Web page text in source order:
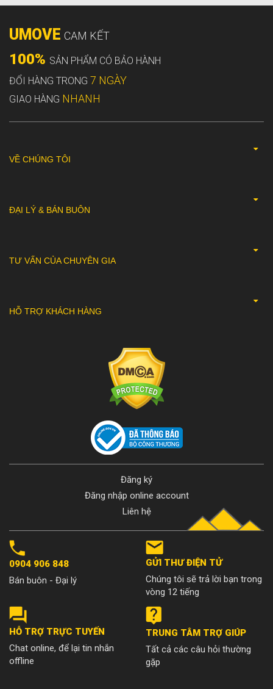
UMOVE CAM KẾT
100% SẢN PHẨM CÓ BẢO HÀNH
ĐỔI HÀNG TRONG 7 NGÀY
GIAO HÀNG NHANH
VỀ CHÚNG TÔI
ĐẠI LÝ & BÁN BUÔN
TƯ VẤN CỦA CHUYÊN GIA
HỖ TRỢ KHÁCH HÀNG
Đăng ký
Đăng nhập online account
Liên hệ
0904 906 848
Bán buôn - Đại lý
GỬI THƯ ĐIỆN TỬ
Chúng tôi sẽ trả lời bạn trong
vòng 12 tiếng
HỖ TRỢ TRỰC TUYẾN
Chat online, để lại tin nhắn
offline
TRUNG TÂM TRỢ GIÚP
Tất cả các câu hỏi thường
gặp